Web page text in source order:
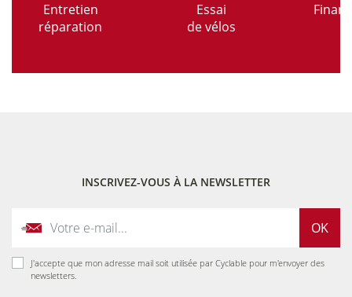
Entretien
réparation
Essai
de vélos
INSCRIVEZ-VOUS À LA NEWSLETTER
OK
J'accepte que mon adresse mail soit utilisée par Cyclable pour m'envoyer des
newsletters.